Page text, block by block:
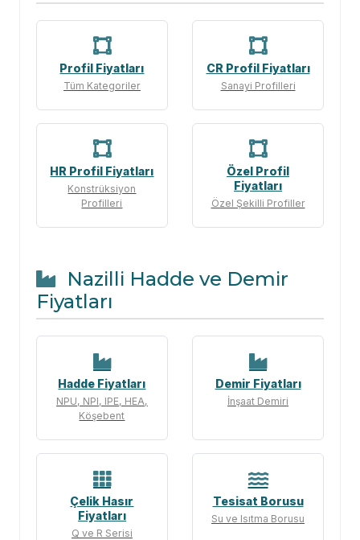
Profil Fiyatları
Tüm Kategoriler
CR Profil Fiyatları
Sanayi Profilleri
HR Profil Fiyatları
Konstrüksiyon
Profilleri
Özel Profil
Fiyatları
Özel Şekilli Profiller
Nazilli Hadde ve Demir
Fiyatları
Hadde Fiyatları
NPU, NPI, IPE, HEA,
Köşebent
Demir Fiyatları
İnşaat Demiri
Çelik Hasır
Fiyatları
Q ve R Serisi
Tesisat Borusu
Su ve Isıtma Borusu